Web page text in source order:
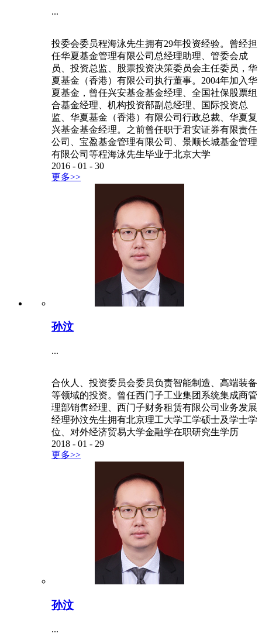
...
投委会委员程海泳先生拥有29年投资经验。曾经担
任华夏基金管理有限公司总经理助理、管委会成
员、投资总监、股票投资决策委员会主任委员，华
夏基金（香港）有限公司执行董事。2004年加入华
夏基金，曾任兴安基金基金经理、全国社保股票组
合基金经理、机构投资部副总经理、国际投资总
监、华夏基金（香港）有限公司行政总裁、华夏复
兴基金基金经理。之前曾任职于君安证券有限责任
公司、宝盈基金管理有限公司、景顺长城基金管理
有限公司等程海泳先生毕业于北京大学
2016 - 01 - 30
更多>>
孙汶
...
合伙人、投资委员会委员负责智能制造、高端装备
等领域的投资。曾任西门子工业集团系统集成商管
理部销售经理、西门子财务租赁有限公司业务发展
经理孙汶先生拥有北京理工大学工学硕士及学士学
位、对外经济贸易大学金融学在职研究生学历
2018 - 01 - 29
更多>>
孙汶
...